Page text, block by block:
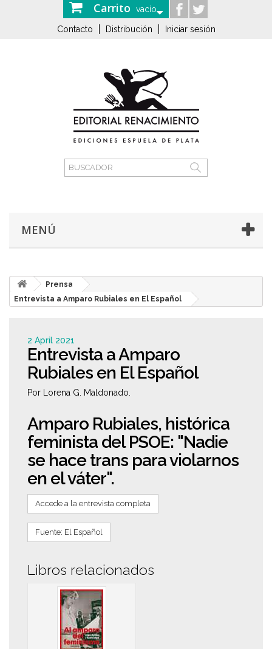
Carrito vacío
Contacto Distribución Iniciar sesión
MENÚ
Prensa
Entrevista a Amparo Rubiales en El Español
2 April 2021
Entrevista a Amparo
Rubiales en El Español
Por Lorena G. Maldonado.
Amparo Rubiales, histórica
feminista del PSOE: "Nadie
se hace trans para violarnos
en el váter".
Accede a la entrevista completa
Fuente: El Español
Libros relacionados